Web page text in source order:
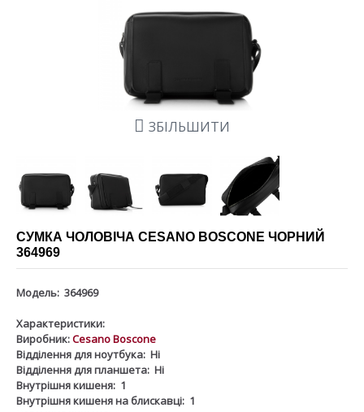
ЗБІЛЬШИТИ
СУМКА ЧОЛОВІЧА CESANO BOSCONE ЧОРНИЙ
364969
Модель: 364969
Характеристики:
Виробник:Cesano Boscone
Відділення для ноутбука: Ні
Відділення для планшета: Ні
Внутрішня кишеня: 1
Внутрішня кишеня на блискавці: 1